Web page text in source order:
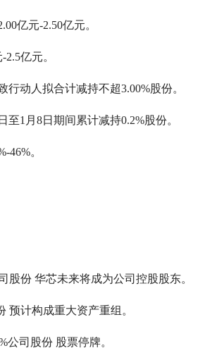
亿元-2.50亿元。
亿元。
动人拟合计减持不超3.00%股份。
1月8日期间累计减持0.2%股份。
46%。
股份 华芯未来将成为公司控股股东。
预计构成重大资产重组。
公司股份 股票停牌。